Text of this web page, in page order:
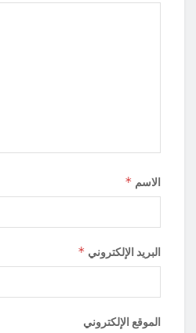
الاسم *
البريد الإلكتروني *
الموقع الإلكتروني